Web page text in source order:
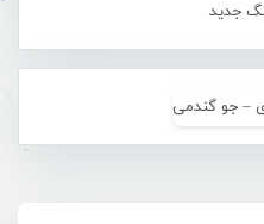
جدید